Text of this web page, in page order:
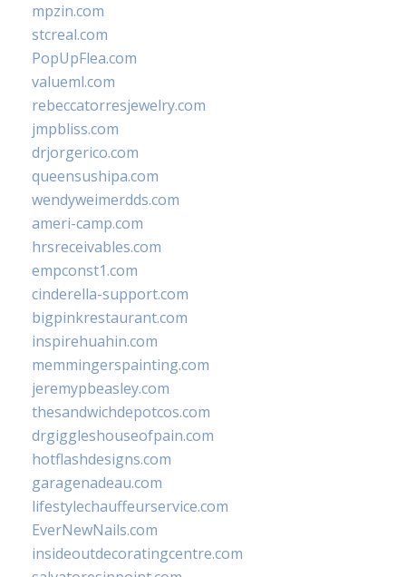
mpzin.com
stcreal.com
PopUpFlea.com
valueml.com
rebeccatorresjewelry.com
jmpbliss.com
drjorgerico.com
queensushipa.com
wendyweimerdds.com
ameri-camp.com
hrsreceivables.com
empconst1.com
cinderella-support.com
bigpinkrestaurant.com
inspirehuahin.com
memmingerspainting.com
jeremypbeasley.com
thesandwichdepotcos.com
drgiggleshouseofpain.com
hotflashdesigns.com
garagenadeau.com
lifestylechauffeurservice.com
EverNewNails.com
insideoutdecoratingcentre.com